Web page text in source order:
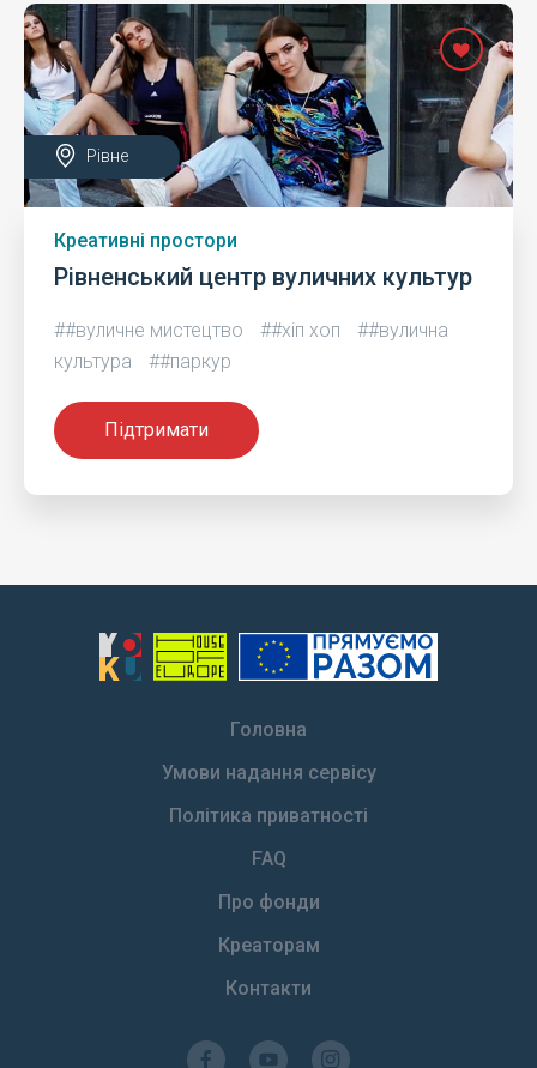
Рівне
Креативні простори
Рівненський центр вуличних культур
##вуличне мистецтво ##хіп хоп
##вулична
культура
##паркур
Підтримати
Головна
Умови надання сервісу
Політика приватності
FAQ
Про фонди
Креаторам
Контакти